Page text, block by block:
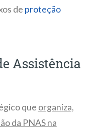
de proteção
Assistência
que organiza,
da PNAS na